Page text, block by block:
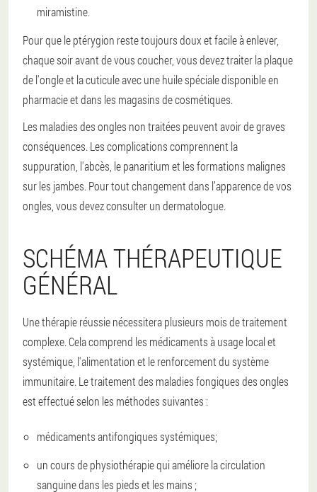
miramistine.
Pour que le ptérygion reste toujours doux et facile à enlever,
chaque soir avant de vous coucher, vous devez traiter la plaque
de l'ongle et la cuticule avec une huile spéciale disponible en
pharmacie et dans les magasins de cosmétiques.
Les maladies des ongles non traitées peuvent avoir de graves
conséquences. Les complications comprennent la
suppuration, l'abcès, le panaritium et les formations malignes
sur les jambes. Pour tout changement dans l’apparence de vos
ongles, vous devez consulter un dermatologue.
SCHÉMA THÉRAPEUTIQUE
GÉNÉRAL
Une thérapie réussie nécessitera plusieurs mois de traitement
complexe. Cela comprend les médicaments à usage local et
systémique, l'alimentation et le renforcement du système
immunitaire. Le traitement des maladies fongiques des ongles
est effectué selon les méthodes suivantes :
médicaments antifongiques systémiques;
un cours de physiothérapie qui améliore la circulation
sanguine dans les pieds et les mains ;